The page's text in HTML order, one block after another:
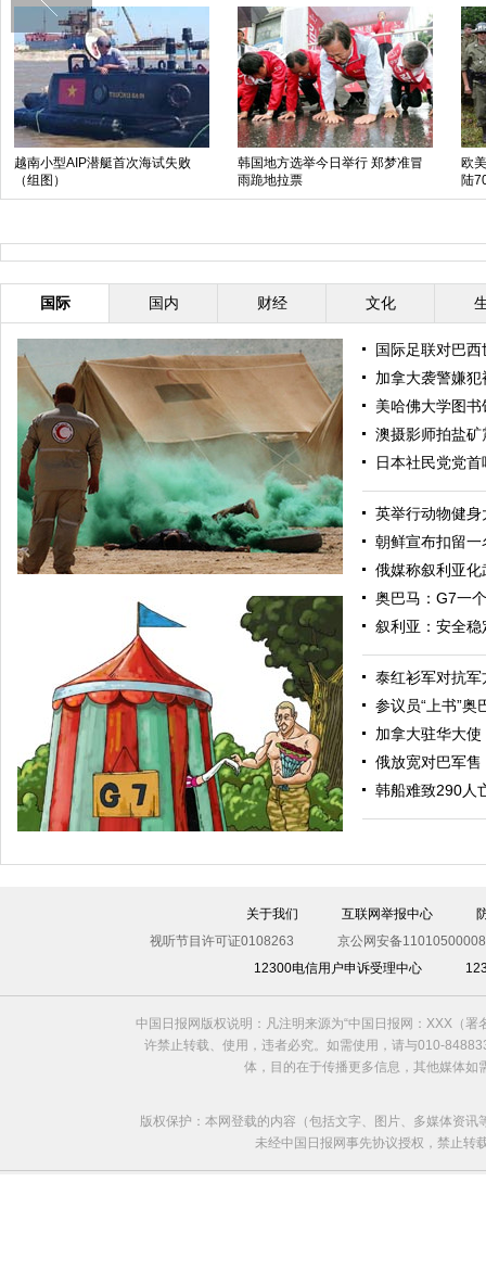
生物（组图）
似移动博物馆
西班牙最美王储妃着装盘点
叙利亚总统巴沙尔夫妇参加总统大
选投票
国际 国内 财经 文化
“渴望之狮”多国联合军演举行 美军秀军事力量
欧洲国家不愿与俄罗斯闹僵
国际足联对巴
加拿大袭警嫌
美哈佛大学图
澳摄影师拍盐
日本社民党党
英举行动物健
朝鲜宣布扣留
俄媒称叙利亚
奥巴马：G7一
叙利亚：安全
泰红衫军对抗
参议员“上书”奥
加拿大驻华大
俄放宽对巴军
韩船难致290人
关于我们 互联网举报中心
视听节目许可证0108263
京公网安备
12300电信用户申诉受理中心
中国日报网版权说明：凡注明来源为“中国日报网：XXX（
许禁止转载、使用，违者必究。如需使用，请与010-
体，目的在于传播更多信息，其他媒体
版权保护：本网登载的内容（包括文字、图片、多媒体资
未经中国日报网事先协议授权，禁止转